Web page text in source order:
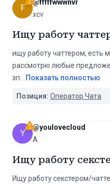
F
@fffffwwwnvr
xcv
Ищу работу
ищу работу чаттером, есть
рассмотрю любые
зп.
Показать полностью
Позиция: Оператор Чата
Y
@youlovecloud
А
Ищу работу
Ищу работу секстером/